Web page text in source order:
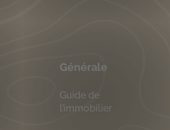
Générale
Guide de
l’immobilier